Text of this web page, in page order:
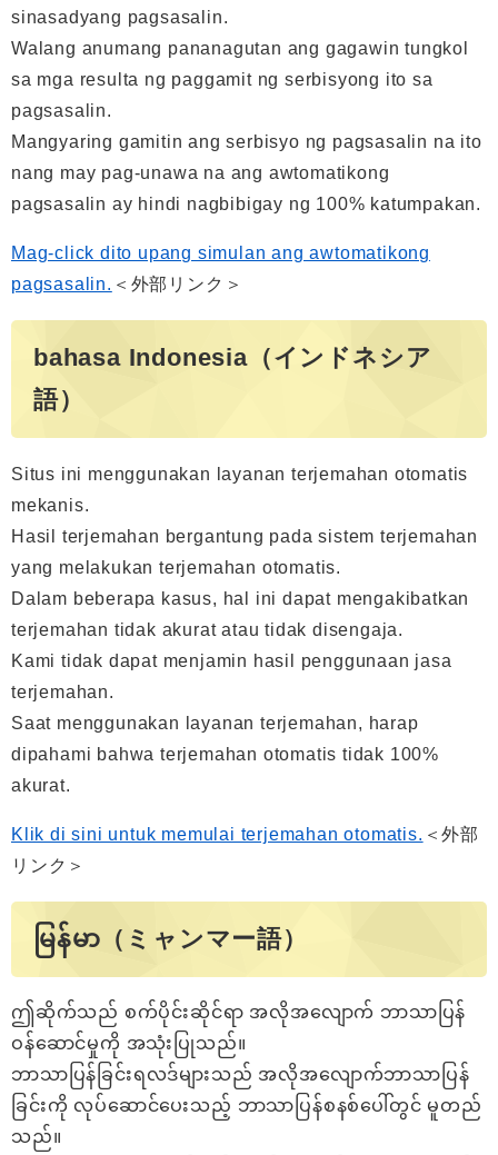
sinasadyang pagsasalin.
Walang anumang pananagutan ang gagawin tungkol
sa mga resulta ng paggamit ng serbisyong ito sa
pagsasalin.
Mangyaring gamitin ang serbisyo ng pagsasalin na ito
nang may pag-unawa na ang awtomatikong
pagsasalin ay hindi nagbibigay ng 100% katumpakan.
Mag-click dito upang simulan ang awtomatikong
pagsasalin. ＜外部リンク＞
bahasa Indonesia（インドネシア
語）
Situs ini menggunakan layanan terjemahan otomatis
mekanis.
Hasil terjemahan bergantung pada sistem terjemahan
yang melakukan terjemahan otomatis.
Dalam beberapa kasus, hal ini dapat mengakibatkan
terjemahan tidak akurat atau tidak disengaja.
Kami tidak dapat menjamin hasil penggunaan jasa
terjemahan.
Saat menggunakan layanan terjemahan, harap
dipahami bahwa terjemahan otomatis tidak 100%
akurat.
Klik di sini untuk memulai terjemahan otomatis. ＜外部
リンク＞
မြန်မာ（ミャンマー語）
ဤဆိုက်သည် စက်ပိုင်းဆိုင်ရာ အလိုအလျောက် ဘာသာပြန်
ဝန်ဆောင်မှုကို အသုံးပြုသည်။
ဘာသာပြန်ခြင်းရလဒ်များသည် အလိုအလျောက်ဘာသာပြန်
ခြင်းကို လုပ်ဆောင်ပေးသည့် ဘာသာပြန်စနစ်ပေါ်တွင် မူတည်
သည်။